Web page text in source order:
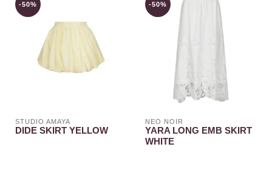
-50%
STUDIO AMAYA
DIDE SKIRT YELLOW
-50%
NEO NOIR
YARA LONG EMB SKIRT
WHITE